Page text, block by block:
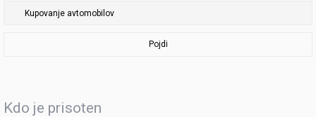
Pojdi
Kdo je prisoten